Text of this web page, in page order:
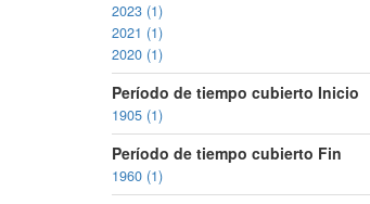
2023 (1)
2021 (1)
2020 (1)
Período de tiempo cubierto Inicio
1905 (1)
Período de tiempo cubierto Fin
1960 (1)